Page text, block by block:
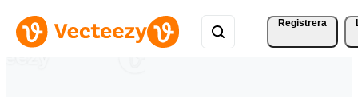
Registrera